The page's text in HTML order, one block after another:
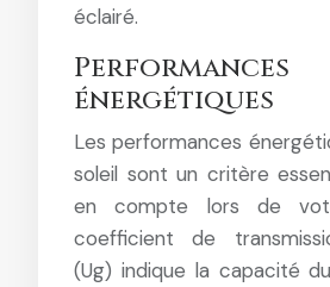
éclairé.
Performances
énergétiques
Les performances
soleil sont un critère
en compte lors de
coefficient de
(Ug) indique la capacité